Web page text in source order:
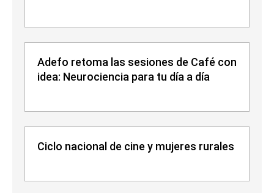
Adefo retoma las sesiones de Café con
idea: Neurociencia para tu día a día
Ciclo nacional de cine y mujeres rurales